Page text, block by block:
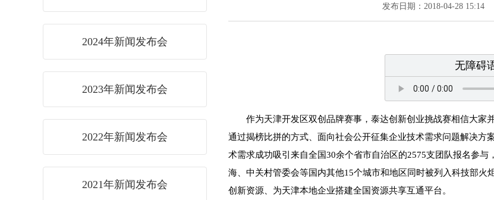
2024年新闻发布会
2023年新闻发布会
2022年新闻发布会
2021年新闻发布会
发布日期：2018-04-28 15:14
无障碍
作为天津开发区双创品牌赛事，泰达创新创业挑战赛相信大家
通过揭榜比拼的方式、面向社会公开征集企业技术需求问题解决
术需求成功吸引来自全国30余个省市自治区的2575支团队报名参
海、中关村管委会等国内其他15个城市和地区同时被列入科技部
创新资源、为天津本地企业搭建全国资源共享互通平台。